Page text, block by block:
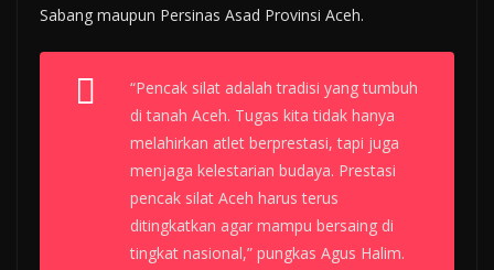
Sabang maupun Persinas Asad Provinsi Aceh.
“Pencak silat adalah tradisi yang tumbuh
di tanah Aceh. Tugas kita tidak hanya
melahirkan atlet berprestasi, tapi juga
menjaga kelestarian budaya. Prestasi
pencak silat Aceh harus terus
ditingkatkan agar mampu bersaing di
tingkat nasional,” pungkas Agus Halim.